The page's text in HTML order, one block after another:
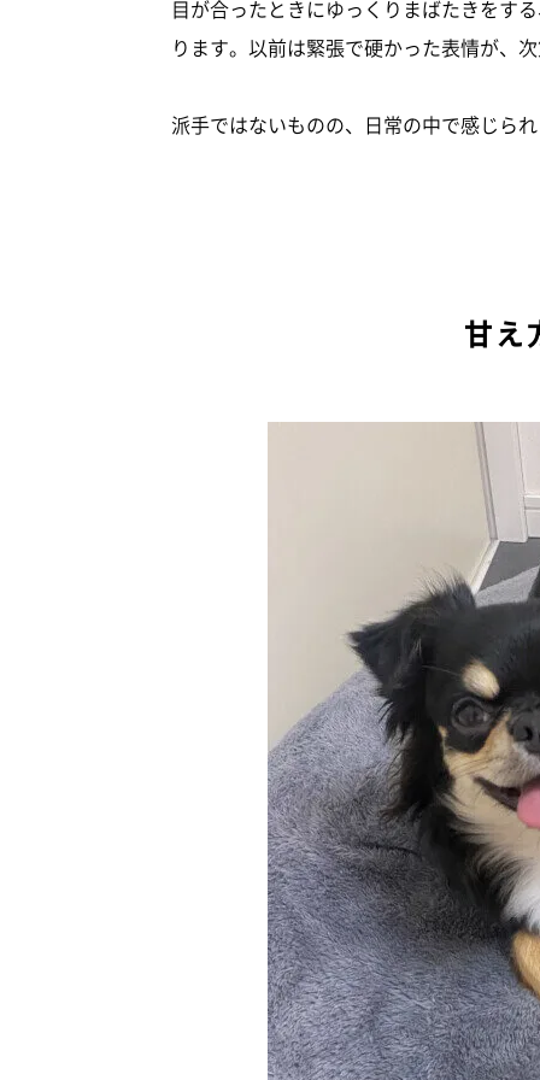
目が合ったときにゆっくりまばたきをす
ります。以前は緊張で硬かった表情が、
派手ではないものの、日常の中で感じら
甘え